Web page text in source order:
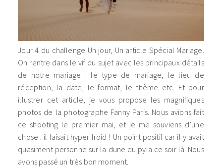
Jour 4 du challenge Un jour, Un article Spécial Mariage.
On rentre dans le vif du sujet avec les principaux détails
de notre mariage : le type de mariage, le lieu de
réception, la date, le format, le thème etc. Et pour
illustrer cet article, je vous propose les magnifiques
photos de la photographe Fanny Paris. Nous avions fait
ce shooting le premier mai, et je me souviens d’une
chose : il faisait hyper froid ! Un point positif car il y avait
quasiment personne sur la dune du pyla ce soir là. Nous
avons passé un très bon moment.